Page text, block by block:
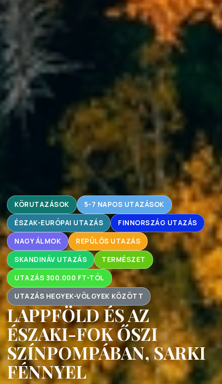
KÖRUTAZÁSOK 5-7 NAPOS UTAZÁSOK
ÉSZAK-EURÓPAI UTAZÁS FINNORSZÁG UTAZÁS
NAGY ÁLMOK REPÜLŐS UTAZÁS
SKANDINÁV UTAZÁS TERMÉSZET
UTAZÁS 300.000 FT-TÓL
UTAZÁS HEGYEK-VÖLGYEK KÖZÖTT
LAPPFÖLD ÉS AZ
ÉSZAKI-FOK ŐSZI
SZÍNPOMPÁBAN, SARKI
FÉNNYEL